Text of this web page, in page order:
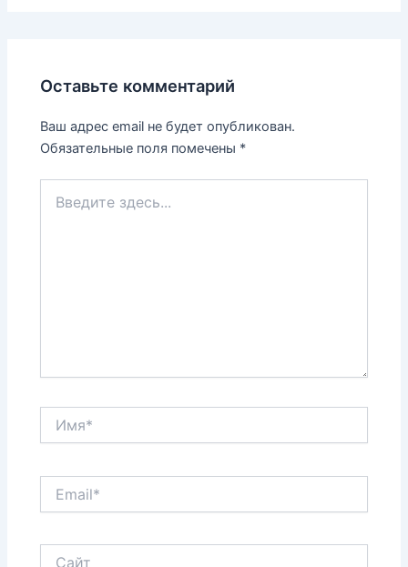
Оставьте комментарий
Ваш адрес email не будет опубликован.
Обязательные поля помечены *
здесь...